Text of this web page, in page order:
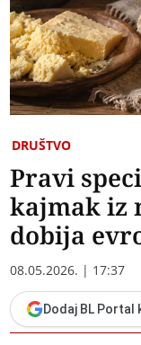
DRUŠTVO
Pravi
kajmak iz
dobija
08.05.2026. | 17:37
Dodaj BL Portal